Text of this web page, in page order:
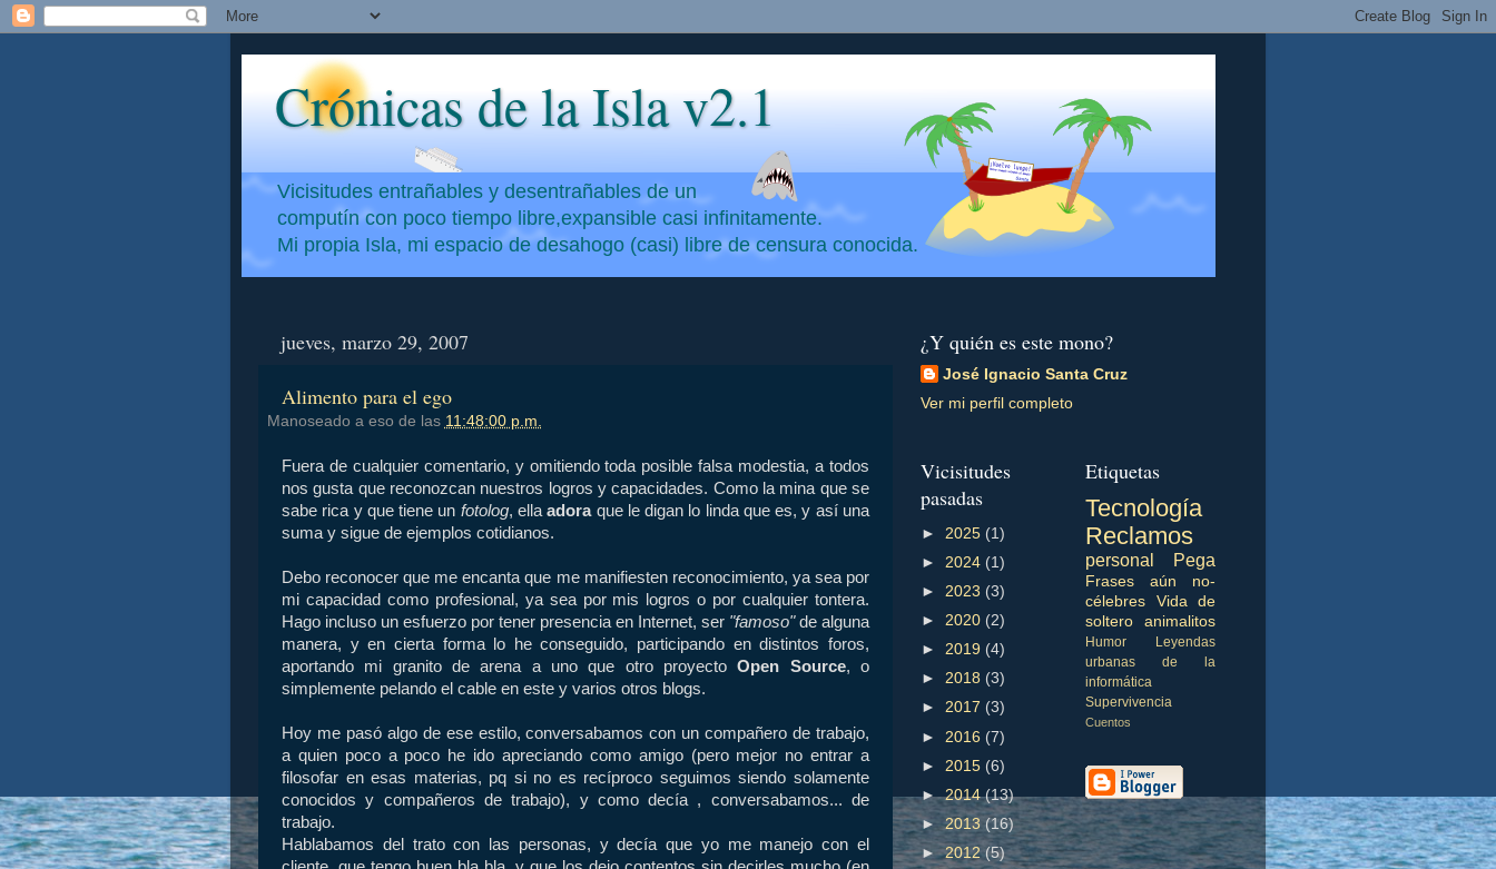
Crónicas de la Isla v2.1
Vicisitudes entrañables y desentrañables de un
computín con poco tiempo libre,expansible casi infinitamente.
Mi propia Isla, mi espacio de desahogo (casi) libre de censura conocida.
jueves, marzo 29, 2007
Alimento para el ego
Manoseado a eso de las 11:48:00 p.m.
Fuera de cualquier comentario, y omitiendo toda posible falsa modestia, a todos
nos gusta que reconozcan nuestros logros y capacidades. Como la mina que se
sabe rica y que tiene un fotolog, ellaadoraque le digan lo linda que es, y así una
suma y sigue de ejemplos cotidianos.
Debo reconocer que me encanta que me manifiesten reconocimiento, ya sea por
mi capacidad como profesional, ya sea por mis logros o por cualquier tontera.
Hago incluso un esfuerzo por tener presencia en Internet, ser "famoso"de alguna
manera, y en cierta forma lo he conseguido, participando en distintos foros,
aportando mi granito de arena a uno que otro proyectoOpen Source, o
simplemente pelando el cable en este y varios otros blogs.
Hoy me pasó algo de ese estilo, conversabamos con un compañero de trabajo,
a quien poco a poco he ido apreciando como amigo (pero mejor no entrar a
filosofar en esas materias, pq si no es recíproco seguimos siendo solamente
conocidos y compañeros de trabajo), y como decía , conversabamos... de
trabajo.
Hablabamos del trato con las personas, y decía que yo me manejo con el
¿Y quién es este mono?
José Ignacio Santa Cruz
Ver mi perfil completo
Vicisitudes
pasadas
► 2025 (1)
► 2024 (1)
► 2023 (3)
► 2020 (2)
► 2019 (4)
► 2018 (3)
► 2017 (3)
► 2016 (7)
► 2015 (6)
►2014(13)
►2013 (16)
►2012(5)
Etiquetas
Tecnología
Reclamos
personal Pega
Frases aún no-
célebres
Vida de
soltero
animalitos
Humor
Leyendas
urbanas de la
informática
Supervivencia
Cuentos